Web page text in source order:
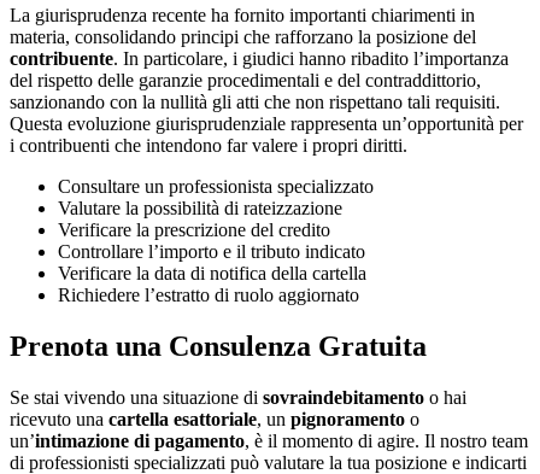
La giurisprudenza recente ha fornito importanti chiarimenti in
materia, consolidando principi che rafforzano la posizione del
contribuente. In particolare, i giudici hanno ribadito l’importanza
del rispetto delle garanzie procedimentali e del contraddittorio,
sanzionando con la nullità gli atti che non rispettano tali requisiti.
Questa evoluzione giurisprudenziale rappresenta un’opportunità per
i contribuenti che intendono far valere i propri diritti.
Consultare un professionista specializzato
Valutare la possibilità di rateizzazione
Verificare la prescrizione del credito
Controllare l’importo e il tributo indicato
Verificare la data di notifica della cartella
Richiedere l’estratto di ruolo aggiornato
Prenota una Consulenza Gratuita
Se stai vivendo una situazione di sovraindebitamento o hai
ricevuto una cartella esattoriale, un pignoramento o
un’intimazione di pagamento, è il momento di agire. Il nostro team
di professionisti specializzati può valutare la tua posizione e indicarti